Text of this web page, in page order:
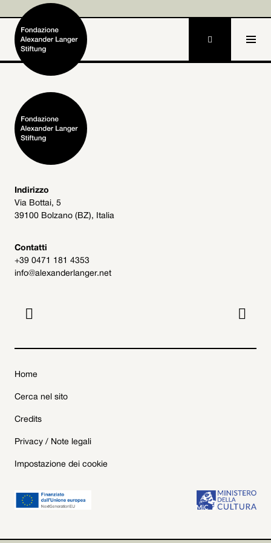
Home
Fondazione
Attività e progetti
Alexander Langer
Archivio
Partecipa

Indirizzo
Via Bottai, 5
39100 Bolzano (BZ), Italia
Contatti
+39 0471 181 4353
info@alexanderlanger.net
 
Home
Cerca nel sito
Credits
Privacy / Note legali
Impostazione dei cookie